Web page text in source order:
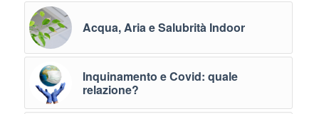
Acqua, Aria e Salubrità Indoor
Inquinamento e Covid: quale
relazione?